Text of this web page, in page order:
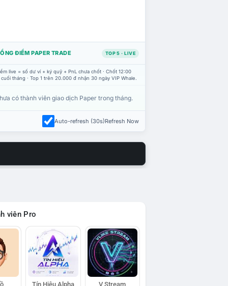
ĐIỂM PAPER TRADE TOP 5 · LIVE
live = số dư ví + ký quỹ + PnL chưa chốt · Chốt 12:00
tháng · Top 1 trên 20.000 đ nhận 30 ngày VIP Whale.
có thành viên giao dịch Paper trong tháng.
Auto-refresh (30s)Refresh Now
viên Pro
Tín Hiệu Alpha V Stream